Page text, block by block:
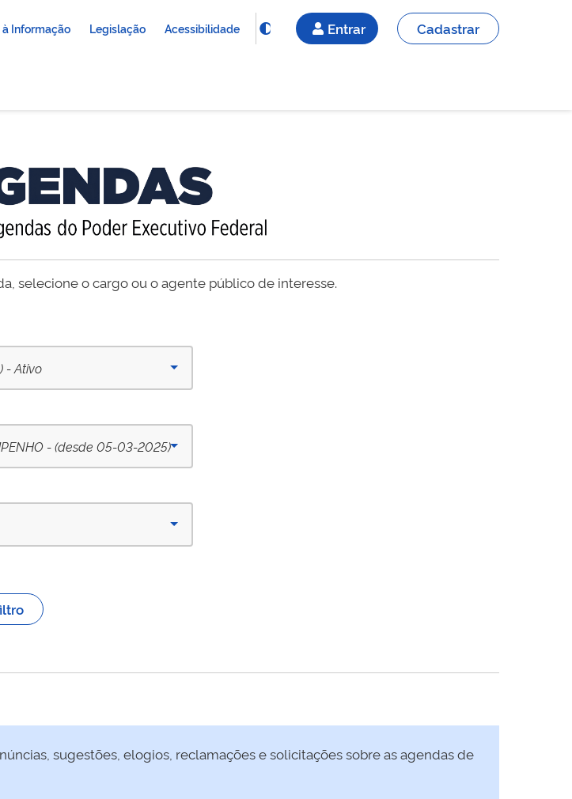
à Informação Legislação Acessibilidade Entrar Cadastrar
selecione o cargo ou o agente público de interesse.
- Ativo
- (desde 05-03-2025)
sugestões, elogios, reclamações e solicitações sobre as agendas de